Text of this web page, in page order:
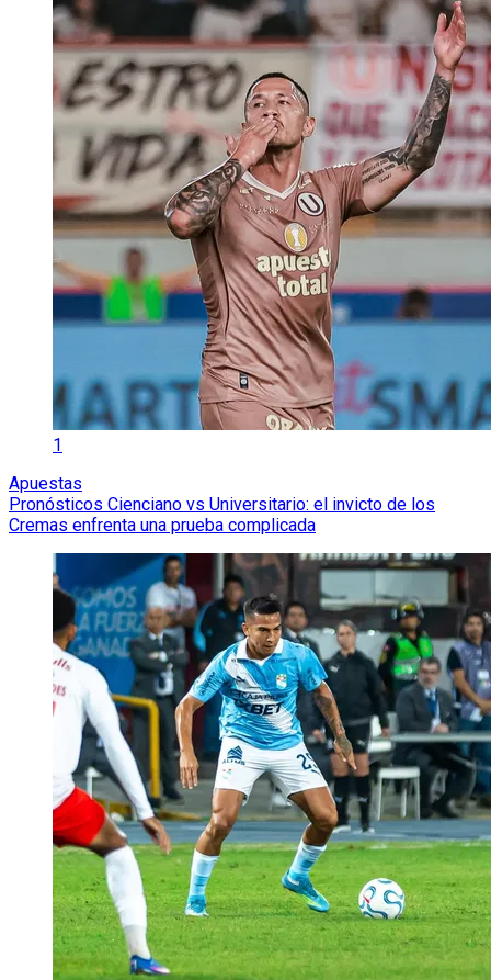
1
Apuestas
Pronósticos Cienciano vs Universitario: el invicto de los
Cremas enfrenta una prueba complicada